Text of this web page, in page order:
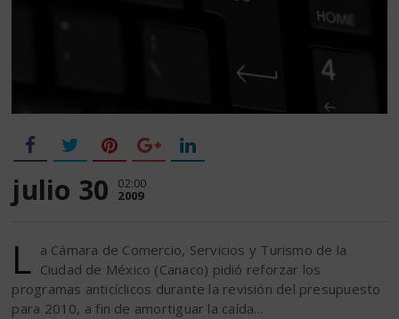
julio 30 02:00
2009
L a Cámara de Comercio, Servicios y Turismo de la
Ciudad de México (Canaco) pidió reforzar los
programas anticíclicos durante la revisión del presupuesto
para 2010, a fin de amortiguar la caída…